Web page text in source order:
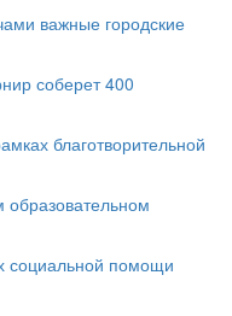
важные городские
соберет 400
благотворительной
образовательном
социальной помощи